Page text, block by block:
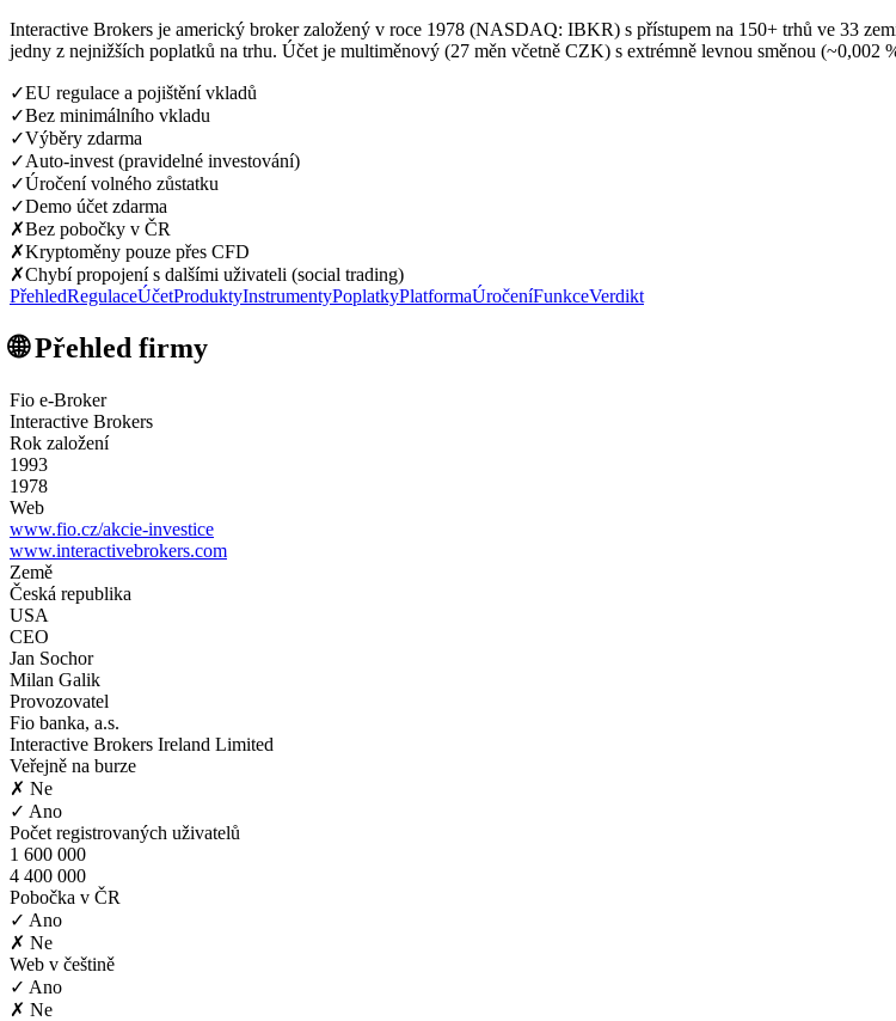
Interactive Brokers je americký broker založený v roce 1978 (NASDAQ: IBKR) s přístupem na 150+ trhů ve 33
jedny z nejnižších poplatků na trhu. Účet je multiměnový (27 měn včetně CZK) s extrémně levnou směnou
✓EU regulace a pojištění vkladů
✓Bez minimálního vkladu
✓Výběry zdarma
✓Auto-invest (pravidelné investování)
✓Úročení volného zůstatku
✓Demo účet zdarma
✗Bez pobočky v ČR
✗Kryptoměny pouze přes CFD
✗Chybí propojení s dalšími uživateli (social trading)
PřehledRegulaceÚčetProduktyInstrumentyPoplatkyPlatformaÚročeníFunkceVerdikt
🌐 Přehled firmy
Fio e-Broker
Interactive Brokers
Rok založení
1993
1978
Web
www.fio.cz/akcie-investice
www.interactivebrokers.com
Země
Česká republika
USA
CEO
Jan Sochor
Milan Galik
Provozovatel
Fio banka, a.s.
Interactive Brokers Ireland Limited
Veřejně na burze
✗ Ne
✓ Ano
Počet registrovaných uživatelů
1 600 000
4 400 000
Pobočka v ČR
✓ Ano
✗ Ne
Web v češtině
✓ Ano
✗ Ne